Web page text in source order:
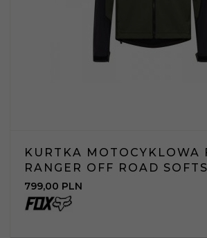
KURTKA MOTOCYKLOWA
RANGER OFF ROAD
799,00 PLN